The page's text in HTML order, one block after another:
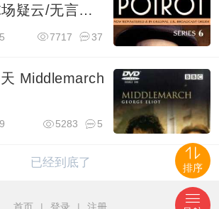
疑云/无言的
37
7717
Middlemarch
5
5283
已经到底了 排序